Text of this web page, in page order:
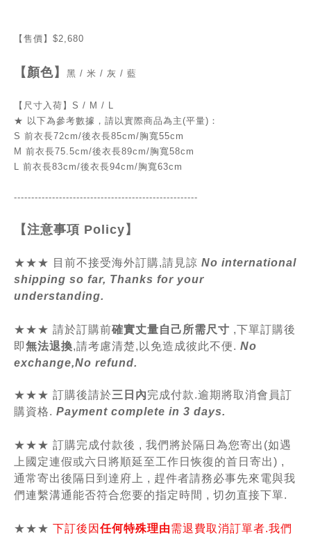
【售價】 $2,680
【顏色】 黑 / 米 / 灰 / 藍
【尺寸入荷】 S / M / L
★ 以下為參考數據，請以實際商品為主(平量)：
S 前衣長72cm/後衣長85cm/胸寬55cm
M 前衣長75.5cm/後衣長89cm/胸寬58cm
L 前衣長83cm/後衣長94cm/胸寬63cm
-----------------------------------------------------
【注意事項 Policy 】
★★★ 目前不接受海外訂購,請見諒 No international
shipping so far, Thanks for your
understanding.
★★★ 請於訂購前確實丈量自己所需尺寸 ,下單訂購後
即無法退換,請考慮清楚,以免造成彼此不便. No
exchange,No refund.
★★★ 訂購後請於三日內完成付款.逾期將取消會員訂
購資格. Payment complete in 3 days.
★★★ 訂購完成付款後 , 我們將於隔日為您寄出(如遇
上國定連假或六日將順延至工作日恢復的首日寄出) ,
通常寄出後隔日到達府上 , 趕件者請務必事先來電與我
們連繫溝通能否符合您要的指定時間 , 切勿直接下單.
★★★ 下訂後因 任何特殊理由需退費取消訂單者.我們